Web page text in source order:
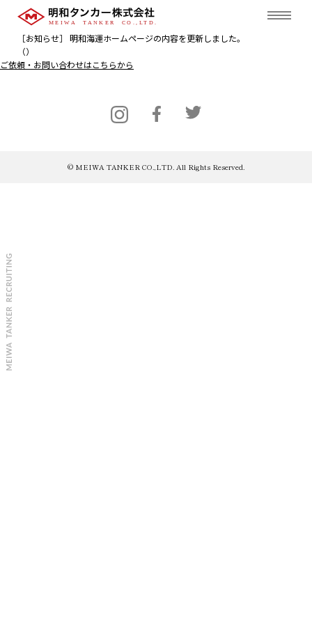
［お知らせ］ 明和海運ホームページの内容を更新しました。
（）
ご依頼・お問い合わせはこちらから
© MEIWA TANKER CO.,LTD. All Rights Reserved.